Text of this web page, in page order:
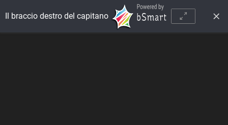
Il braccio destro del capitano - BES - Video